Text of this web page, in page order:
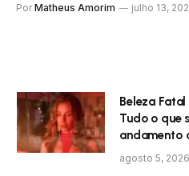
Por Matheus Amorim julho 13,
Beleza
Tudo o que
andamento
agosto 5, 2026